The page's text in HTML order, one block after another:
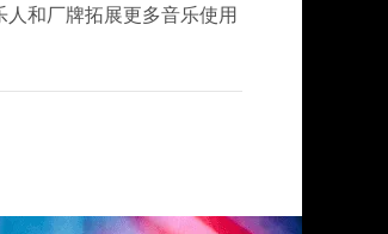
和厂牌拓展更多音乐使用